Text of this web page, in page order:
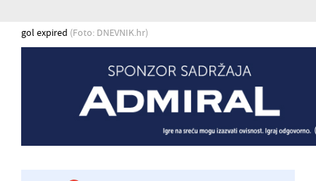
gol expired (Foto: DNEVNIK.hr)